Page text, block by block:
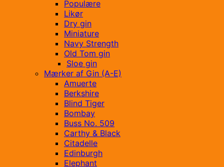
Populære
Likør
Dry gin
Miniature
Navy Strength
Old Tom gin
Sloe gin
Mærker af Gin (A-E)
Amuerte
Berkshire
Blind Tiger
Bombay
Buss No. 509
Carthy & Black
Citadelle
Edinburgh
Elephant